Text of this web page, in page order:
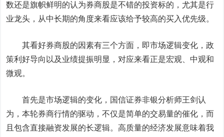
数还是旗帜鲜明的认为券商股是不错的投资标的，尤其是行
业龙头，从中长期的角度来看应该给予较高的买入优先级。
其看好券商股的因素有三个方面，即市场逻辑变化，政
策利好导向以及业绩提振明显，对应来看正是宏观、中观和
微观。
首先是市场逻辑的变化，国信证券非银分析师王剑认
为，本轮券商行情的驱动，不仅是简单的交易量的催化，而
且包含直接融资发展的长逻辑。高质量的经济发展意味着我